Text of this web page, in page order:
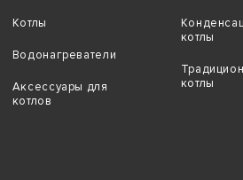
Котлы
Водонагреватели
Аксессуары для
котлов
котлы
котлы